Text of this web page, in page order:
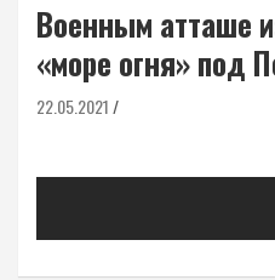
Военным атташе
«море огня» под
22.05.2021